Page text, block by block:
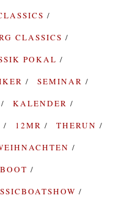
CLASSICS
POKAL
SEMINAR
KALENDER
12MR
THERUN